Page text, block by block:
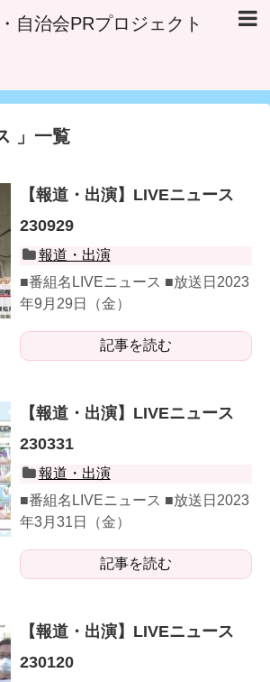
自治会PRプロジェクト
一覧
【報道・出演】LIVEニュース
230929
報道・出演
■番組名LIVEニュース ■放送日2023
年9月29日（金）
記事を読む
【報道・出演】LIVEニュース
230331
報道・出演
■番組名LIVEニュース ■放送日2023
年3月31日（金）
記事を読む
【報道・出演】LIVEニュース
230120